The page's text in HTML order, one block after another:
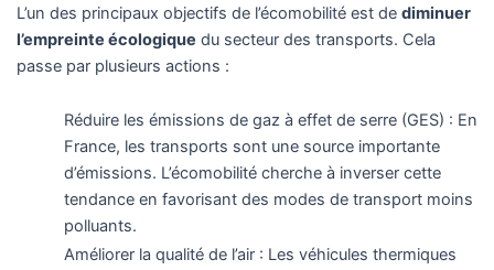
L’un des principaux objectifs de l’écomobilité est de diminuer
l’empreinte écologique du secteur des transports. Cela
passe par plusieurs actions :
Réduire les émissions de gaz à effet de serre (GES) : En
France, les transports sont une source importante
d’émissions. L’écomobilité cherche à inverser cette
tendance en favorisant des modes de transport moins
polluants.
Améliorer la qualité de l’air : Les véhicules thermiques